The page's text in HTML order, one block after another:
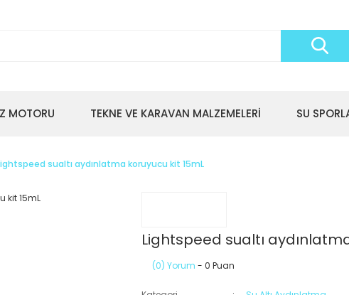
MOTORU TEKNE VE KARAVAN MALZEMELERİ SU
sualtı aydınlatma koruyucu kit 15mL
Lightspeed sualtı
(0) Yorum - 0 Puan